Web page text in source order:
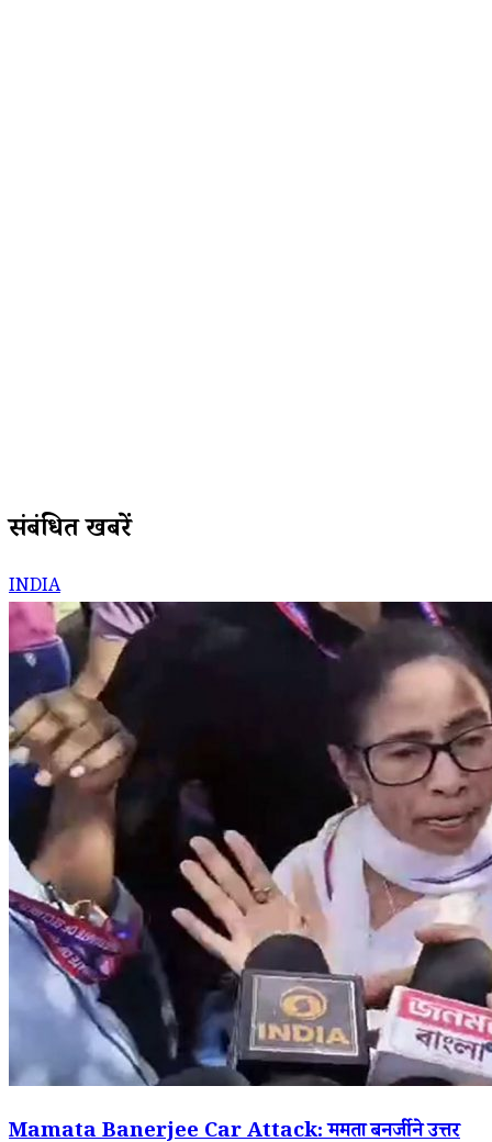
संबंधित खबरें
INDIA
Mamata Banerjee Car Attack: ममता बनर्जी ने उत्तर